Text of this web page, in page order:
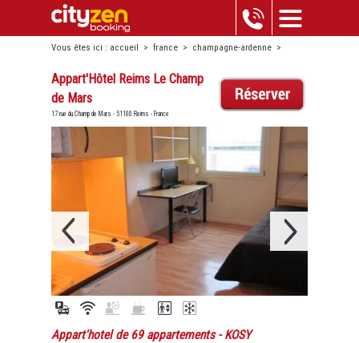
Vous êtes ici : accueil > france > champagne-ardenne >
reims >appart'hôtel reims le champ de mars
Appart'Hôtel Reims Le Champ
de Mars
17 rue du Champ de Mars - 51100 Reims - France
Appart'hotel de 69 appartements- KOSY